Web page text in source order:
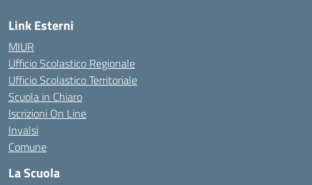
Link Esterni
MIUR
Ufficio Scolastico Regionale
Ufficio Scolastico Territoriale
Scuola in Chiaro
Iscrizioni On Line
Invalsi
Comune
La Scuola